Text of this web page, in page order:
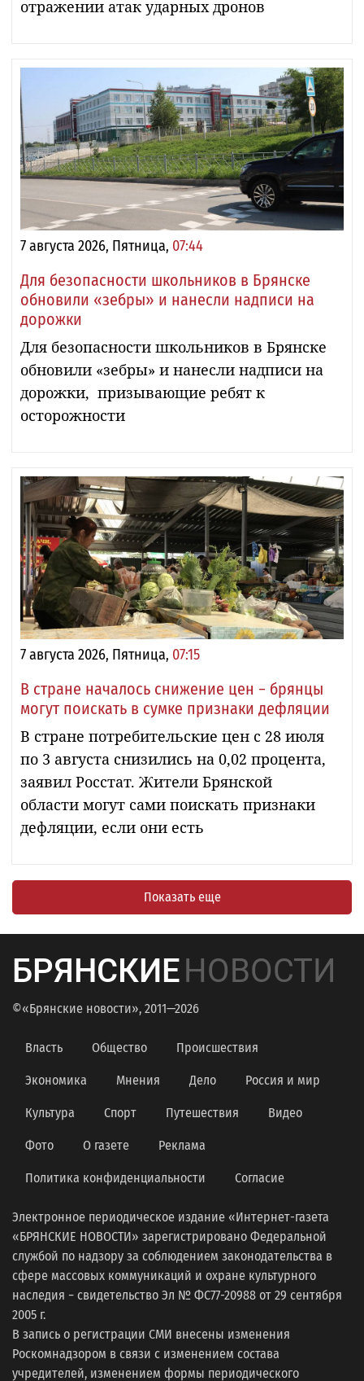
отражении атак ударных дронов
7 августа 2026, Пятница, 07:44
Для безопасности школьников в Брянске
обновили «зебры» и нанесли надписи на
дорожки
Для безопасности школьников в Брянске
обновили «зебры» и нанесли надписи на
дорожки, призывающие ребят к
осторожности
7 августа 2026, Пятница, 07:15
В стране началось снижение цен − брянцы
могут поискать в сумке признаки дефляции
В стране потребительские цен с 28 июля
по 3 августа снизились на 0,02 процента,
заявил Росстат. Жители Брянской
области могут сами поискать признаки
дефляции, если они есть
Показать еще
БРЯНСКИЕНОВОСТИ
©«Брянские новости», 2011—2026
Власть Общество Происшествия
Экономика Мнения Дело Россия и мир
Культура Спорт Путешествия Видео
Фото О газете Реклама
Политика конфиденциальности Согласие
Электронное периодическое издание «Интернет-газета
«БРЯНСКИЕ НОВОСТИ» зарегистрировано Федеральной
службой по надзору за соблюдением законодательства в
сфере массовых коммуникаций и охране культурного
наследия − свидетельство Эл № ФС77-20988 от 29 сентября
2005 г.
В запись о регистрации СМИ внесены изменения
Роскомнадзором в связи с изменением состава
учредителей, изменением формы периодического